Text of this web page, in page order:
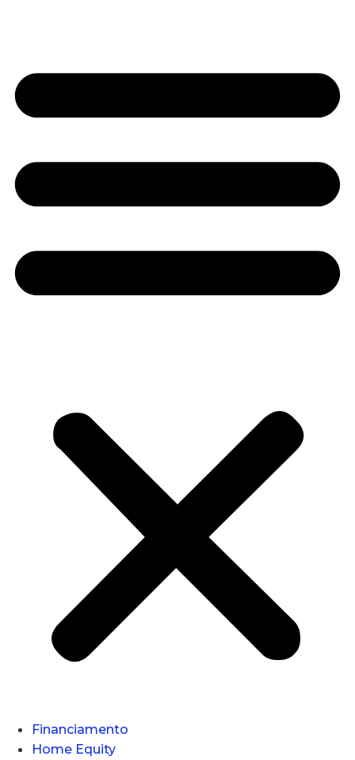
Financiamento
Home Equity